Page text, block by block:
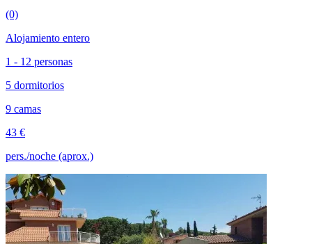
(0)
Alojamiento entero
1 - 12 personas
5 dormitorios
9 camas
43 €
pers./noche (aprox.)